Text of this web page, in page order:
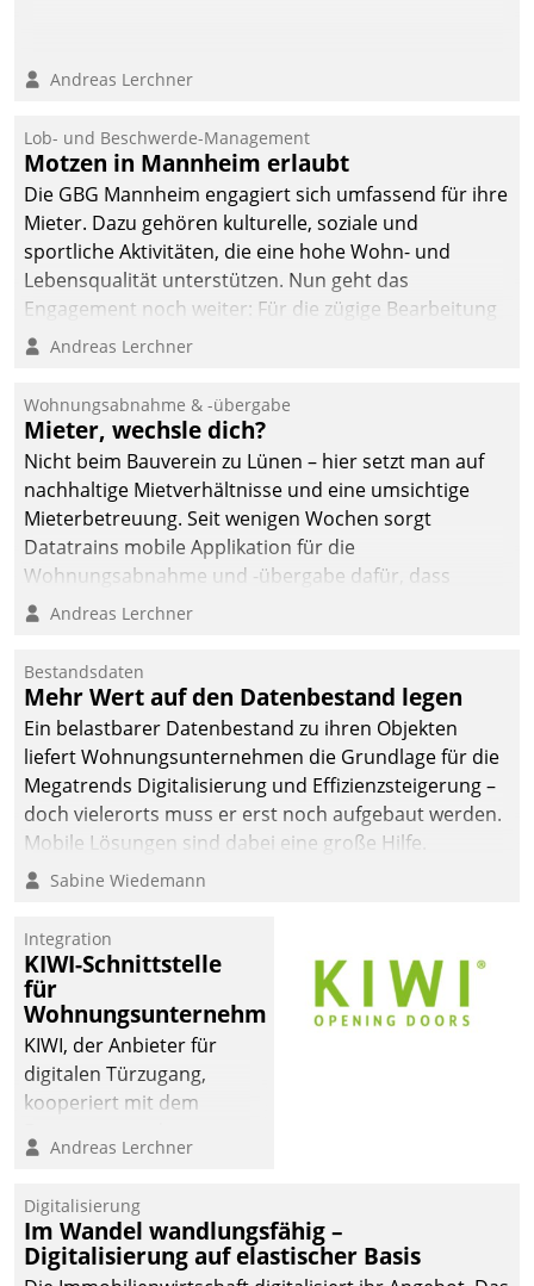
Andreas Lerchner
Lob- und Beschwerde-Management
Motzen in Mannheim erlaubt
Die GBG Mannheim engagiert sich umfassend für ihre
Mieter. Dazu gehören kulturelle, soziale und
sportliche Aktivitäten, die eine hohe Wohn- und
Lebensqualität unterstützen. Nun geht das
Engagement noch weiter: Für die zügige Bearbeitung
von Beschwerden – oder Lob – richtet das
und Beschwerde-Management einen eigenen Kanal
ein.
Andreas Lerchner
Wohnungsabnahme & -übergabe
Mieter, wechsle dich?
Nicht beim Bauverein zu Lünen – hier setzt man auf
nachhaltige Mietverhältnisse und eine umsichtige
Mieterbetreuung. Seit wenigen Wochen sorgt
Datatrains mobile Applikation für die
Wohnungsabnahme und -übergabe dafür, dass
Mieter wohlgeordnet kommen und, so es sein muss,
Andreas Lerchner
Bestandsdaten
Mehr Wert auf den Datenbestand legen
Ein belastbarer Datenbestand zu ihren Objekten
liefert Wohnungsunternehmen die Grundlage für die
Megatrends Digitalisierung und Effizienzsteigerung –
doch vielerorts muss er erst noch aufgebaut werden.
Mobile Lösungen sind dabei eine große Hilfe.
Sabine Wiedemann
Integration
KIWI-Schnittstelle
für
Wohnungsunternehmen
KIWI, der Anbieter für
digitalen Türzugang,
kooperiert mit dem
Softwareentwicklungshaus
Andreas Lerchner
Digitalisierung
Im Wandel wandlungsfähig –
Digitalisierung auf elastischer Basis